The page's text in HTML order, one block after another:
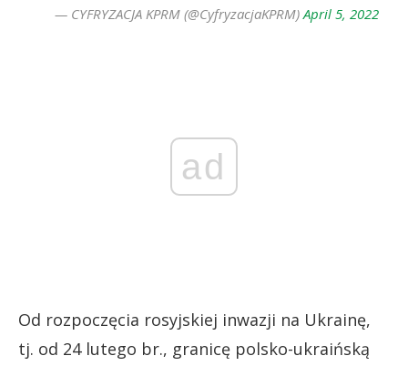
— CYFRYZACJA KPRM (@CyfryzacjaKPRM)April 5, 2022
ad
Od rozpoczęcia rosyjskiej inwazji na Ukrainę,
tj. od 24 lutego br., granicę polsko-ukraińską